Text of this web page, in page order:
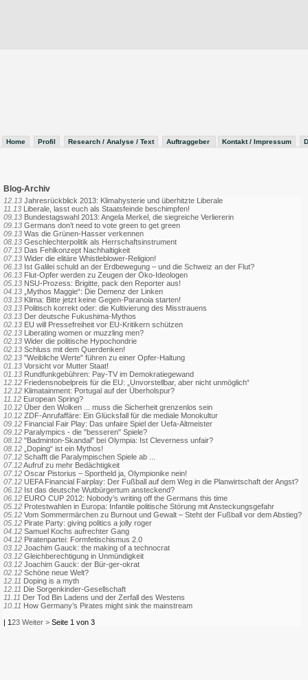
Home Profil Research / Analyse / Text Auftraggeber Kontakt / Impressum
Blog-Archiv
12.13 Jahresrückblick 2013: Klimahysterie und überhitzte Liberale
11.13 Liberale, lasst euch als Staatsfeinde beschimpfen!
09.13 Bundestagswahl 2013: Angela Merkel, die siegreiche Verliererin
09.13 Germans don’t need to vote green to get green
09.13 Was die Grünen-Hasser verkennen
08.13 Geschlechterpolitik als Herrschaftsinstrument
07.13 Das Fehlkonzept Nachhaltigkeit
07.13 Wider die elitäre Whistleblower-Religion!
06.13 Ist Galilei schuld an der Erdbewegung – und die Schweiz an der Flut?
06.13 Flut-Opfer werden zu Zeugen der Öko-Ideologen
05.13 NSU-Prozess: Brigitte, pack den Reporter aus!
04.13
„Mythos Maggie“: Die Demenz der Linken
03.13 Klima: Bitte jetzt keine Gegen-Paranoia starten!
03.13 Politisch korrekt oder: die Kultivierung des Misstrauens
03.13 Der deutsche Fukushima-Mythos
02.13 EU will Pressefreiheit vor EU-Kritikern schützen
02.13 Liberating women or muzzling men?
02.13 Wider die politische Hypochondrie
02.13 Schluss mit dem Querdenken!
02.13 "Weibliche Werte" führen zu einer Opfer-Haltung
01.13 Vorsicht vor Mutter Staat!
01.13 Rundfunkgebühren: Pay-TV im Demokratiegewand
12.12 Friedensnobelpreis für die EU: „Unvorstellbar, aber nicht unmöglich“
12.12 Klimatainment: Portugal auf der Überholspur?
11.12 European Spring?
10.12 Über den Wolken ... muss die Sicherheit grenzenlos sein
10.12 ZDF-Anrufaffäre: Ein Glücksfall für die mediale Monokultur
09.12 Financial Fair Play: Das unfaire Spiel der Uefa-Altmeister
09.12 Paralympics - die "besseren" Spiele?
08.12 "Badminton-Skandal" bei Olympia: Ist Cleverness unfair?
08.12
„Doping“ ist ein Mythos!
07.12 Schafft die Paralympischen Spiele ab ...
07.12Aufruf zu mehr Bedächtigkeit
07.12 Oscar Pistorius – Sportheld ja, Olympionike nein!
07.12 UEFA Financial Fairplay: Der Fußball auf dem Weg in die Planwirtschaft der Angst?
06.12 Ist das deutsche Wutbürgertum ansteckend?
06.12 EURO CUP 2012: Nobody’s writing off the Germans this time
05.12 Protestwahlen in Europa: Infantile politische Störung mit Ansteckungsgefahr
05.12 Vom Sommermärchen zu Burnout und Gewalt – Steht der Fußball vor dem Abstieg?
05.12 Pirate Party: giving politics a jolly roger
04.12 Samuel Kochs aufrechter Gang
04.12 Piratenpartei: Formfetischismus 2.0
03.12 Joachim Gauck: the making of a technocrat
03.12 Gleichberechtigung in Unmündigkeit
03.12 Joachim Gauck: der Bür-ger-okrat
02.12 Schöne neue Welt?
12.11 Doping is a myth
12.11 Die Sorgenkinder-Gesellschaft
11.11 Der Tod Bin Ladens und der Zerfall des Westens
10.11 How Germany’s Pirates might sink the mainstream
| 123 Weiter > Seite 1 von 3